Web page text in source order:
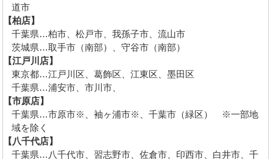
道市
【柏店】
千葉県…柏市、松戸市、我孫子市、流山市
茨城県…取手市（南部）、守谷市（南部）
【江戸川店】
東京都…江戸川区、葛飾区、江東区、墨田区
千葉県…浦安市、市川市、
【市原店】
千葉県…市原市※、袖ヶ浦市※、千葉市（緑区） ※一部地
域を除く
【八千代店】
千葉県…八千代市、習志野市、佐倉市、印西市、白井市、千